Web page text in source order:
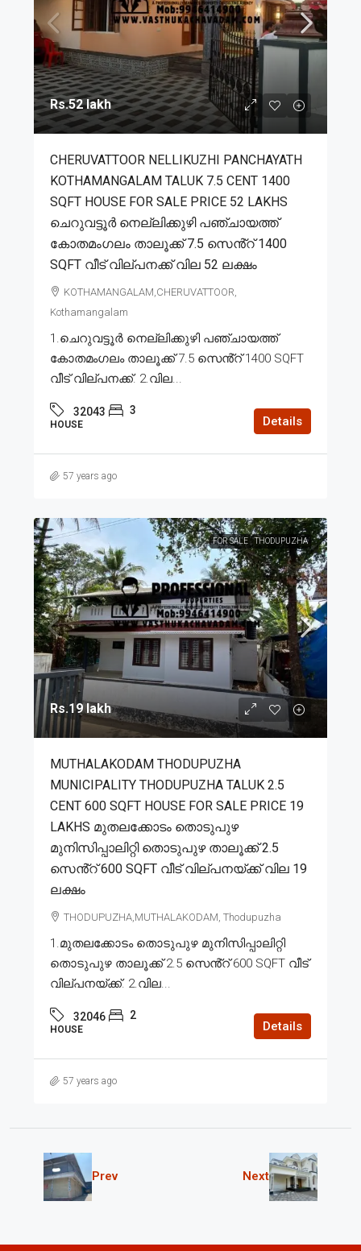
Rs.52 lakh
CHERUVATTOOR NELLIKUZHI PANCHAYATH
KOTHAMANGALAM TALUK 7.5 CENT 1400
SQFT HOUSE FOR SALE PRICE 52 LAKHS
ചെറുവട്ടൂർ നെല്ലിക്കുഴി പഞ്ചായത്ത്
കോതമംഗലം താലൂക്ക് 7.5 സെൻ്റ് 1400
SQFT വീട് വില്പനക്ക് വില 52 ലക്ഷം
KOTHAMANGALAM,CHERUVATTOOR,
Kothamangalam
1.ചെറുവട്ടൂർ നെല്ലിക്കുഴി പഞ്ചായത്ത്
കോതമംഗലം താലൂക്ക് 7.5 സെൻ്റ് 1400 SQFT
വീട് വില്പനക്ക്. 2.വില...
32043 3
HOUSE Details
57 years ago
FOR SALE THODUPUZHA
Rs.19 lakh
MUTHALAKODAM THODUPUZHA
MUNICIPALITY THODUPUZHA TALUK 2.5
CENT 600 SQFT HOUSE FOR SALE PRICE 19
LAKHS മുതലക്കോടം തൊടുപുഴ
മുനിസിപ്പാലിറ്റി തൊടുപുഴ താലൂക്ക് 2.5
സെൻ്റ് 600 SQFT വീട് വില്പനയ്ക്ക് വില 19
ലക്ഷം
THODUPUZHA,MUTHALAKODAM, Thodupuzha
1.മുതലക്കോടം തൊടുപുഴ മുനിസിപ്പാലിറ്റി
തൊടുപുഴ താലൂക്ക് 2.5 സെൻ്റ് 600 SQFT വീട്
വില്പനയ്ക്ക്. 2.വില...
32046 2
HOUSE Details
57 years ago
Prev Next